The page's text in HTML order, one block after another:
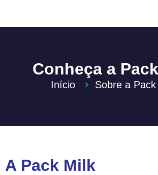
Conheça a
Início Sobre a
A Pack Milk